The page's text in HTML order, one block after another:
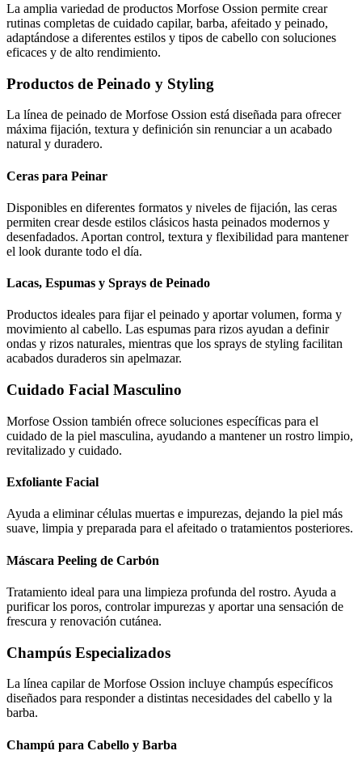
La amplia variedad de productos Morfose Ossion permite crear
rutinas completas de cuidado capilar, barba, afeitado y peinado,
adaptándose a diferentes estilos y tipos de cabello con soluciones
eficaces y de alto rendimiento.
Productos de Peinado y Styling
La línea de peinado de Morfose Ossion está diseñada para ofrecer
máxima fijación, textura y definición sin renunciar a un acabado
natural y duradero.
Ceras para Peinar
Disponibles en diferentes formatos y niveles de fijación, las ceras
permiten crear desde estilos clásicos hasta peinados modernos y
desenfadados. Aportan control, textura y flexibilidad para mantener
el look durante todo el día.
Lacas, Espumas y Sprays de Peinado
Productos ideales para fijar el peinado y aportar volumen, forma y
movimiento al cabello. Las espumas para rizos ayudan a definir
ondas y rizos naturales, mientras que los sprays de styling facilitan
acabados duraderos sin apelmazar.
Cuidado Facial Masculino
Morfose Ossion también ofrece soluciones específicas para el
cuidado de la piel masculina, ayudando a mantener un rostro limpio,
revitalizado y cuidado.
Exfoliante Facial
Ayuda a eliminar células muertas e impurezas, dejando la piel más
suave, limpia y preparada para el afeitado o tratamientos posteriores.
Máscara Peeling de Carbón
Tratamiento ideal para una limpieza profunda del rostro. Ayuda a
purificar los poros, controlar impurezas y aportar una sensación de
frescura y renovación cutánea.
Champús Especializados
La línea capilar de Morfose Ossion incluye champús específicos
diseñados para responder a distintas necesidades del cabello y la
barba.
Champú para Cabello y Barba